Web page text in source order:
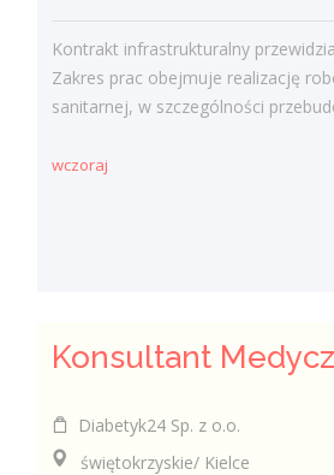
Kontrakt infrastrukturalny
Zakres prac obejmuje realizację
sanitarnej, w szczególności
wczoraj
Diabetyk24 Sp. z o.o.
świętokrzyskie/ Kielce